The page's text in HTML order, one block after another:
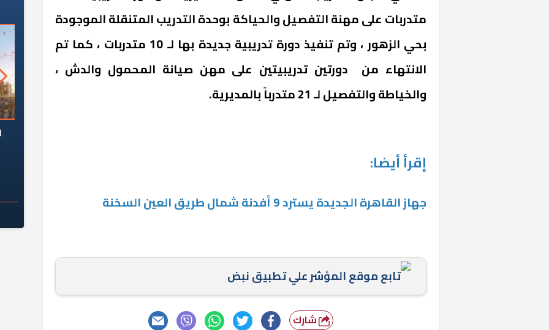
متدربات على مهنة التفصيل والحياكة بوحدة التدريب المتنقلة الموجودة
بحي الزهور ، وتم تنفيذ دورة تدريبية جديدة بها لـ 10 متدربات ، كما تم
الانتهاء من دورتين تدريبيتين على مهن صيانة المحمول والدش ،
والخياطة والتفصيل لـ 21 متدرباً بالمديرية.
إقرأ أيضا:
جهاز القاهرة الجديدة يسترد 9 أفدنة شمال طريق العين السخنة
تابع موقع المؤشر علي تطبيق نبض
شارك